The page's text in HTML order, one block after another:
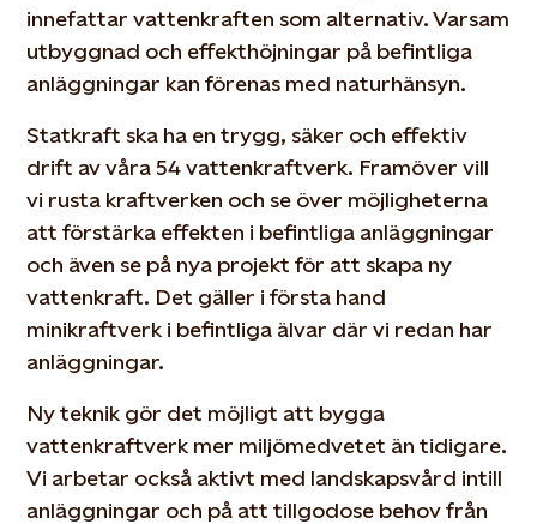
innefattar vattenkraften som alternativ. Varsam
utbyggnad och effekthöjningar på befintliga
anläggningar kan förenas med naturhänsyn.
Statkraft ska ha en trygg, säker och effektiv
drift av våra 54 vattenkraftverk. Framöver vill
vi rusta kraftverken och se över möjligheterna
att förstärka effekten i befintliga anläggningar
och även se på nya projekt för att skapa ny
vattenkraft. Det gäller i första hand
minikraftverk i befintliga älvar där vi redan har
anläggningar.
Ny teknik gör det möjligt att bygga
vattenkraftverk mer miljömedvetet än tidigare.
Vi arbetar också aktivt med landskapsvård intill
anläggningar och på att tillgodose behov från